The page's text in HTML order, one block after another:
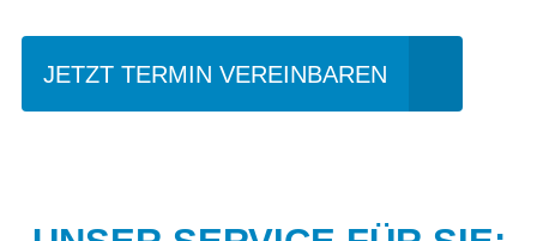
JETZT TERMIN VEREINBAREN